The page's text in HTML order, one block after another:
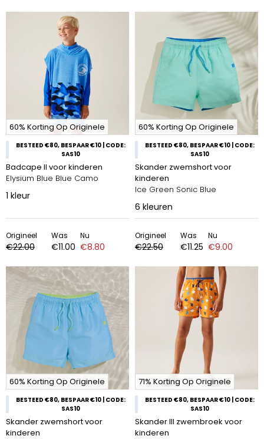
60% Korting Op Originele
BESTEED €80, BESPAAR €10 | CODE:
SAS10
Badcape II voor kinderen
Elysium Blue Blue Camo
1 kleur
Origineel
€22.00
Was
€11.00
Nu
€8.80
60% Korting Op Originele
BESTEED €80, BESPAAR €10 | CODE:
SAS10
Skander zwemshort voor
kinderen
Ice Green Sonic Blue
6 kleuren
Origineel
€22.50
Was
€11.25
Nu
€9.00
60% Korting Op Originele
BESTEED €80, BESPAAR €10 | CODE:
SAS10
Skander zwemshort voor
kinderen
71% Korting Op Originele
BESTEED €80, BESPAAR €10 | CODE:
SAS10
Skander III zwembroek voor
kinderen